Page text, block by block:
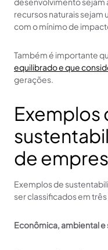
recursos naturais sejam
com o mínimo de
Também é importante
equilibrado e que
gerações.
Exemplos
de
Exemplos de
ser classificados em
Econômica, ambiental e